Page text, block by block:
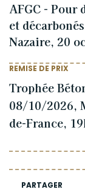
PARTAGER
AFGC - Pour
et
Nazaire, 20
REMISE DE PRIX
Trophée
08/10/2026,
de-France,